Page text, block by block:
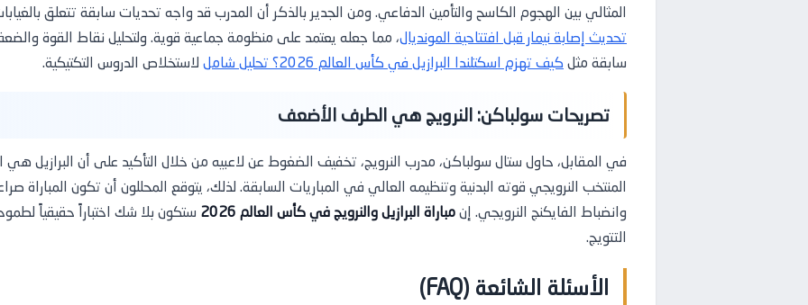
المثالي بين الهجوم الكاسح والتأمين الدفاعي. ومن الجدير بالذكر أن المدرب قد واجه تحديات سابقة تتعلق
تحديث إصابة نيمار قبل افتتاحية المونديال، مما جعله يعتمد على منظومة جماعية قوية. ولتحليل نقاط القوة
سابقة مثلكيف تهزم اسكتلندا البرازيل في كأس العالم 2026؟ تحليل شامل لاستخلاص الدروس التكتيكية.
تصريحات سولباكن: النرويج هي الطرف الأضعف
في المقابل، حاول ستال سولباكن، مدرب النرويج، تخفيف الضغوط عن لاعبيه من خلال التأكيد على أن البرازيل
المنتخب النرويجي قوته البدنية وتنظيمه العالي في المباريات السابقة. لذلك، يتوقع المحللون أن تكون المباراة
وانضباط الفايكنج النرويجي. إنمباراة البرازيل والنرويج في كأس العالم 2026
ستكون بلا شك اختباراً حقيقياً
التتويج.
الأسئلة الشائعة (FAQ)